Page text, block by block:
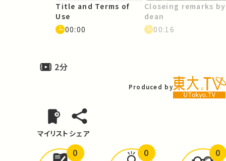
Title and Terms of
Use
00:00
Closeing remarks by
dean
00:16
2分
Produced by
マイリスト シェア
0 0 0